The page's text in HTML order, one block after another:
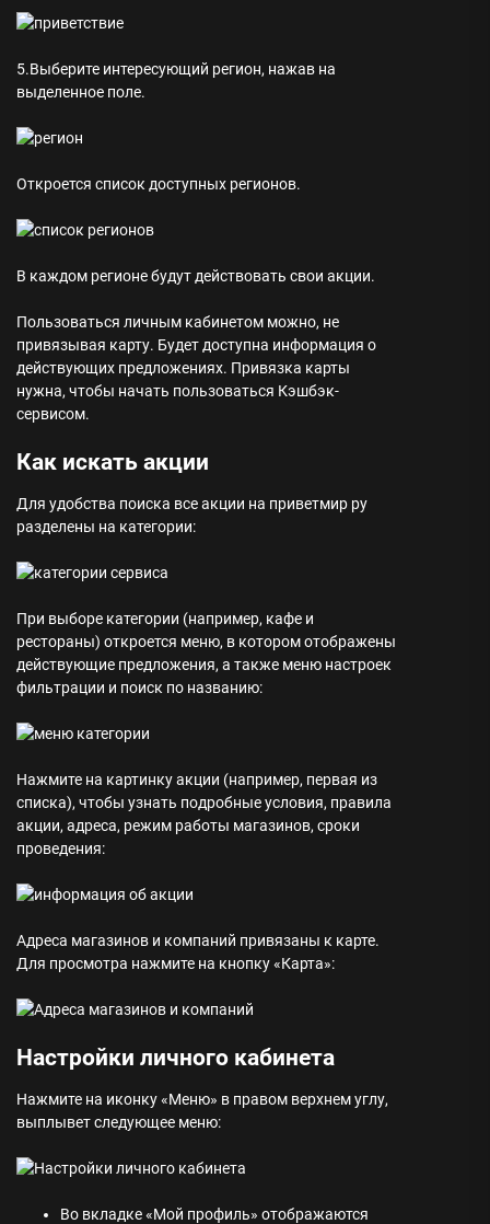
5.Выберите интересующий регион, нажав на
выделенное поле.
Откроется список доступных регионов.
В каждом регионе будут действовать свои акции.
Пользоваться личным кабинетом можно, не
привязывая карту. Будет доступна информация о
действующих предложениях. Привязка карты
нужна, чтобы начать пользоваться Кэшбэк-
сервисом.
Как искать акции
Для удобства поиска все акции на приветмир ру
разделены на категории:
При выборе категории (например, кафе и
рестораны) откроется меню, в котором отображены
действующие предложения, а также меню настроек
фильтрации и поиск по названию:
Нажмите на картинку акции (например, первая из
списка), чтобы узнать подробные условия, правила
акции, адреса, режим работы магазинов, сроки
проведения:
Адреса магазинов и компаний привязаны к карте.
Для просмотра нажмите на кнопку «Карта»:
Настройки личного кабинета
Нажмите на иконку «Меню» в правом верхнем углу,
выплывет следующее меню:
Во вкладке «Мой профиль» отображаются